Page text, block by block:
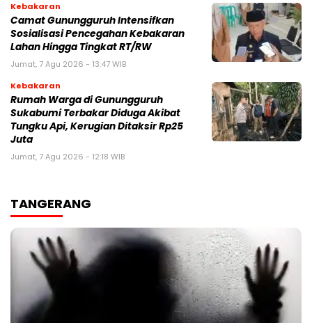
Kebakaran
‎‎Camat Gunungguruh Intensifkan
Sosialisasi Pencegahan Kebakaran
Lahan Hingga Tingkat RT/RW‎
Jumat, 7 Agu 2026 - 13:47 WIB
Kebakaran
‎Rumah Warga di Gunungguruh
Sukabumi Terbakar Diduga Akibat
Tungku Api, Kerugian Ditaksir Rp25
Juta
Jumat, 7 Agu 2026 - 12:18 WIB
TANGERANG